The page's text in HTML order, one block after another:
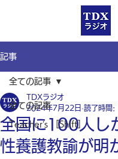
記事
全ての記事
Teacher’s ［Shift］
全ての記事
全国に100人し
性養護教諭が明
TDXラジオ
2024年7月22日 読了時間: